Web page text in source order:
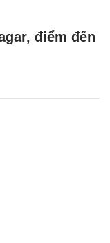
điểm đến